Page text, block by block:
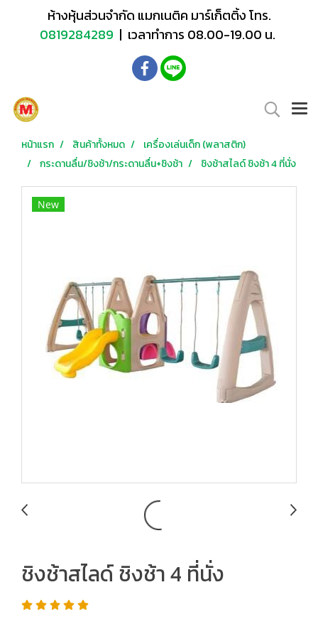
ห้างหุ้นส่วนจำกัด แมกเนติค มาร์เก็ตติ้ง โทร.
0819284289 | เวลาทำการ 08.00-19.00 น.
หน้าแรก สินค้าทั้งหมด
เครื่องเล่นเด็ก (พลาสติก)
กระดานลื่น/ชิงช้า/กระดานลื่น+ชิงช้า
ชิงช้าสไลด์ ชิงช้า 4 ที่นั่ง
New
ชิงช้าสไลด์ ชิงช้า 4 ที่นั่ง